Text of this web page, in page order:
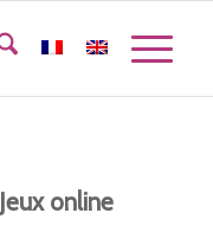
Jeux online